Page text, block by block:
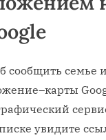
сообщить семье
увидите